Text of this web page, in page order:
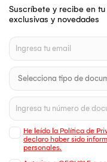
Suscríbete y recibe en
exclusivas y novedades
He leído la Política de
declaro haber sido
personales.